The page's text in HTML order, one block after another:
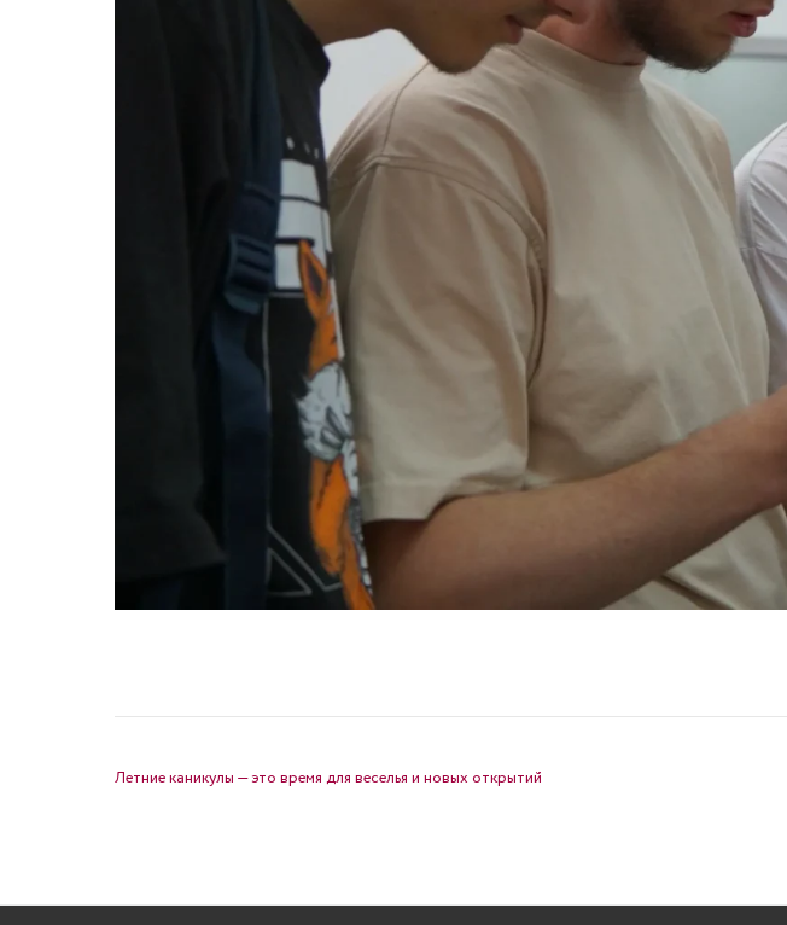
Летние каникулы — это время для веселья и новых открытий